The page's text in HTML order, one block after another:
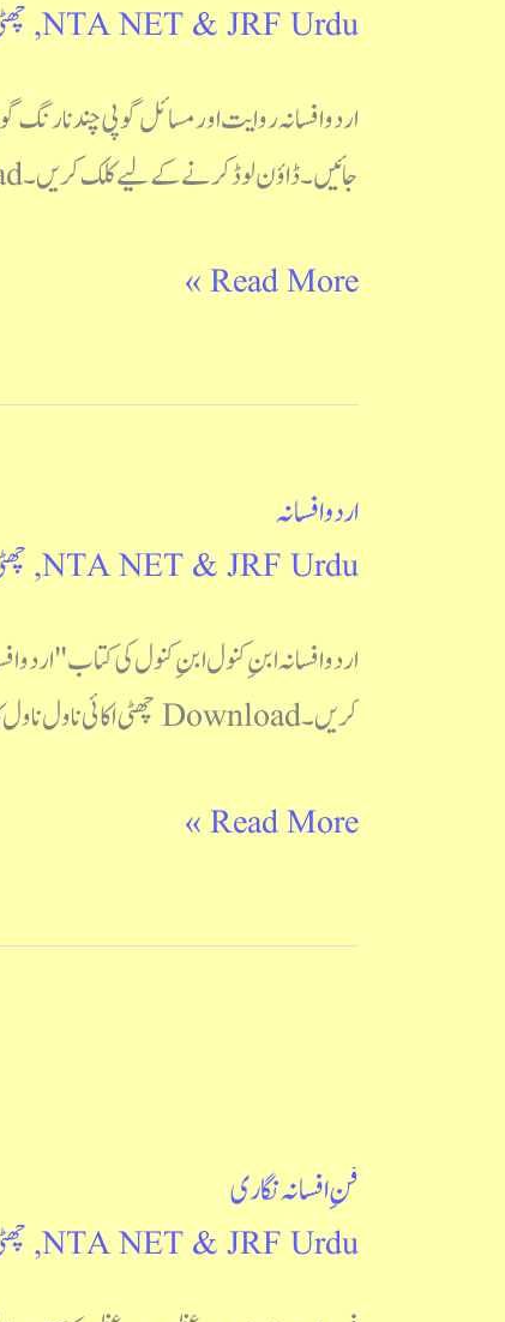
NTA NET & JRF Urdu
,
اردو افسانہ روایت اور مسائل گوپی چند
جائیں۔ ڈاؤن لوڈ کرنے کے لیے کلک کریں۔ Download چھٹی اکائی ناول ناول کا فن : ای ایم فارسٹر ناول کیا ہے:
افسانہ
اور
مسائل
Read More »
اردو افسانہ
NTA NET & JRF Urdu
,
اردو افسانہ ابنِ کنول ابنِ کنول کی کتاب
کریں۔ Download چھٹی اکائی ناول ناول کا فن : ای ایم فارسٹر ناول کیا ہے: محمد احسن فاروقی و نورالحسن ہاشمی اردو ناول
اردو
افسانہ
Read More »
فنِ افسانہ نگاری
NTA NET & JRF Urdu
,
فنِ
افسانہ
نگاری